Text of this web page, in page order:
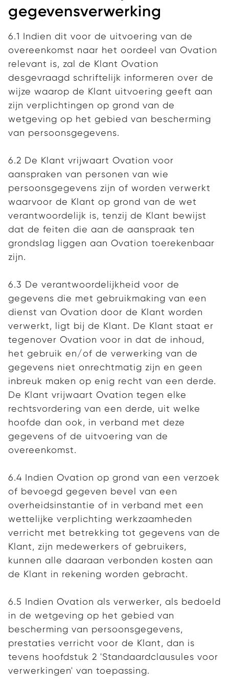
gegevensverwerking
6.1 Indien dit voor de uitvoering van de
overeenkomst naar het oordeel van Ovation
relevant is, zal de Klant Ovation
desgevraagd schriftelijk informeren over de
wijze waarop de Klant uitvoering geeft aan
zijn verplichtingen op grond van de
wetgeving op het gebied van bescherming
van persoonsgegevens.
6.2 De Klant vrijwaart Ovation voor
aanspraken van personen van wie
persoonsgegevens zijn of worden verwerkt
waarvoor de Klant op grond van de wet
verantwoordelijk is, tenzij de Klant bewijst
dat de feiten die aan de aanspraak ten
grondslag liggen aan Ovation toerekenbaar
zijn.
6.3 De verantwoordelijkheid voor de
gegevens die met gebruikmaking van een
dienst van Ovation door de Klant worden
verwerkt, ligt bij de Klant. De Klant staat er
tegenover Ovation voor in dat de inhoud,
het gebruik en/of de verwerking van de
gegevens niet onrechtmatig zijn en geen
inbreuk maken op enig recht van een derde.
De Klant vrijwaart Ovation tegen elke
rechtsvordering van een derde, uit welke
hoofde dan ook, in verband met deze
gegevens of de uitvoering van de
overeenkomst.
6.4 Indien Ovation op grond van een verzoek
of bevoegd gegeven bevel van een
overheidsinstantie of in verband met een
wettelijke verplichting werkzaamheden
verricht met betrekking tot gegevens van de
Klant, zijn medewerkers of gebruikers,
kunnen alle daaraan verbonden kosten aan
de Klant in rekening worden gebracht.
6.5 Indien Ovation als verwerker, als bedoeld
in de wetgeving op het gebied van
bescherming van persoonsgegevens,
prestaties verricht voor de Klant, dan is
tevens hoofdstuk 2 'Standaardclausules voor
verwerkingen' van toepassing.